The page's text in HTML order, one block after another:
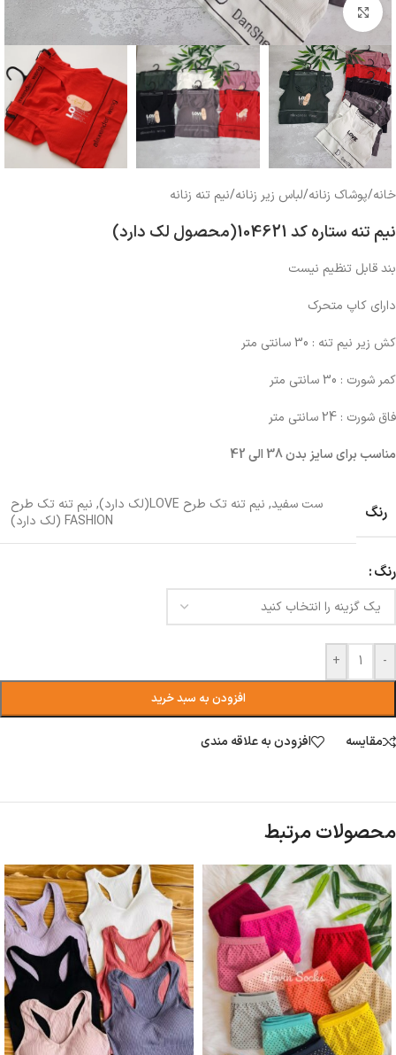
بزرگنمایی تصویر
خانه/پوشاک زنانه/لباس زیر زنانه/نیم تنه زنانه
نیم تنه ستاره کد 104621(محصول لک دارد)
بند قابل تنظیم نیست
دارای کاپ متحرک
کش زیر نیم تنه : 30 سانتی متر
کمر شورت : 30 سانتی متر
فاق شورت : 24 سانتی متر
مناسب برای سایز بدن 38 الی 42
رنگ ست سفید, نیم تنه تک طرح LOVE(لک دارد) , نیم تنه تک طرح
FASHION (لک دارد)
رنگ
-
+
افزودن به سبد خرید
مقایسه افزودن به علاقه مندی
محصولات مرتبط